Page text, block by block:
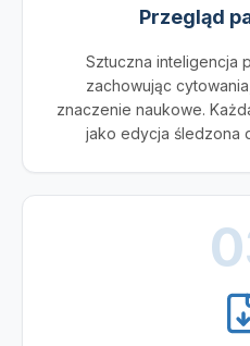
Przegląd
Sztuczna inteligencja
zachowując
znaczenie naukowe.
jako edycja śledzona